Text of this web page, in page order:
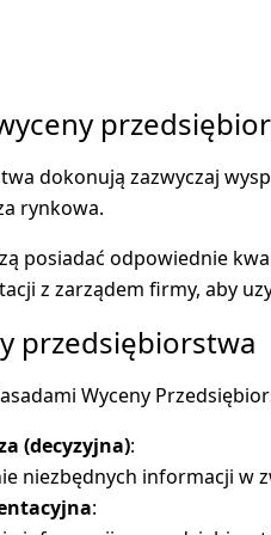
dokonują zazwyczaj
rynkowa.
posiadać odpowiednie
z zarządem firmy, aby
przedsiębiorstwa
Wyceny
(decyzyjna):
niezbędnych informacji w
: